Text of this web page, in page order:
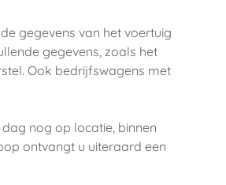
gegevens van het voertuig
gegevens, zoals het
Ook bedrijfswagens met
nog op locatie, binnen
ontvangt u uiteraard een